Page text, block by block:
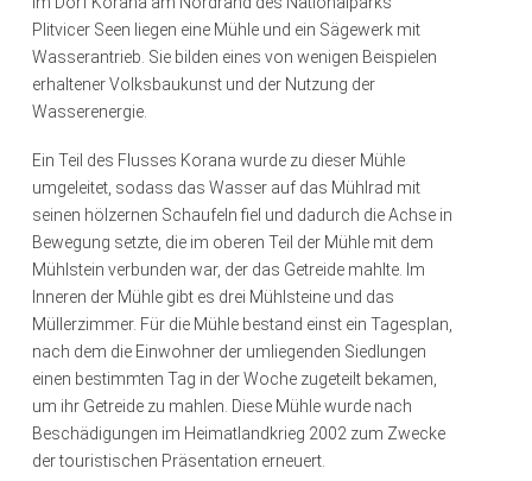
Plitvicer Seen liegen eine Mühle und ein Sägewerk mit
Wasserantrieb. Sie bilden eines von wenigen Beispielen
erhaltener Volksbaukunst und der Nutzung der
Wasserenergie.
Ein Teil des Flusses Korana wurde zu dieser Mühle
umgeleitet, sodass das Wasser auf das Mühlrad mit
seinen hölzernen Schaufeln fiel und dadurch die Achse in
Bewegung setzte, die im oberen Teil der Mühle mit dem
Mühlstein verbunden war, der das Getreide mahlte. Im
Inneren der Mühle gibt es drei Mühlsteine und das
Müllerzimmer. Für die Mühle bestand einst ein Tagesplan,
nach dem die Einwohner der umliegenden Siedlungen
einen bestimmten Tag in der Woche zugeteilt bekamen,
um ihr Getreide zu mahlen. Diese Mühle wurde nach
Beschädigungen im Heimatlandkrieg 2002 zum Zwecke
der touristischen Präsentation erneuert.